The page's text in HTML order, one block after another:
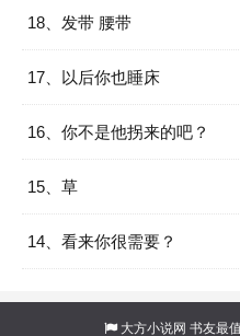
18、发带 腰带
17、以后你也睡床
16、你不是他拐来的吧？
15、草
14、看来你很需要？
大方小说网 书友最